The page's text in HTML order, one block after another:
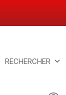
RECHERCHER